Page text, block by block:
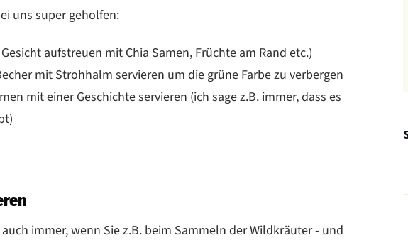
uns super geholfen:
aufstreuen mit Chia Samen, Früchte am Rand etc.)
mit Strohhalm servieren um die grüne Farbe zu verbergen
mit einer Geschichte servieren (ich sage z.B. immer, dass es
immer, wenn Sie z.B. beim Sammeln der Wildkräuter - und